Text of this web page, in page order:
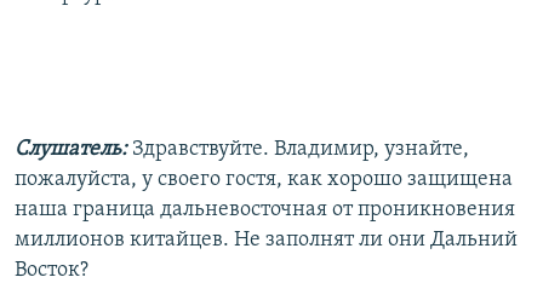
Слушатель: Здравствуйте. Владимир, узнайте,
пожалуйста, у своего гостя, как хорошо защищена
наша граница дальневосточная от проникновения
миллионов китайцев. Не заполнят ли они Дальний
Восток?